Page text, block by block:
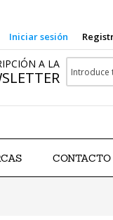
Iniciar sesión
A LA
CONTACTO